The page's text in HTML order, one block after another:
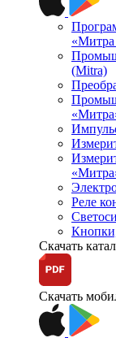
(Mitra)
Реле
Скачать
Скачать